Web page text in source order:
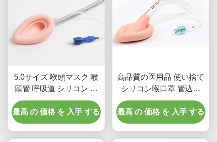
5.0サイズ 喉頭マスク 喉
頭管 呼吸道 シリコン 大
人の用
最高 の 価格 を 入手 する
高品質の医用品 使い捨て
シリコン喉口罩 管込み
LMAチュービング
最高 の 価格 を 入手 する